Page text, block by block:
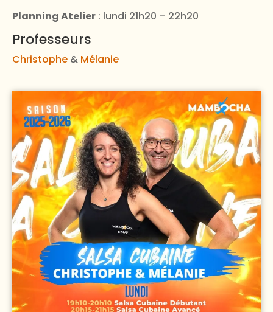
Planning Atelier : lundi 21h20 – 22h20
Professeurs
Christophe & Mélanie